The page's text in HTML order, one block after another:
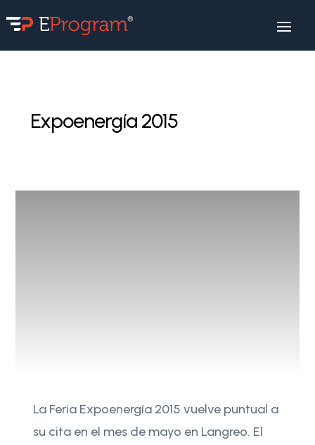
Expoenergía 2015
La Feria Expoenergía 2015 vuelve puntual a
su cita en el mes de mayo en Langreo. El